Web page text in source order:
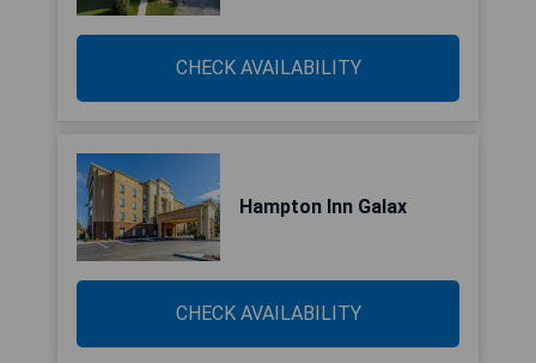
CHECK AVAILABILITY
Hampton Inn Galax
CHECK AVAILABILITY